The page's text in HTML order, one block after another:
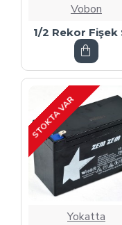
Vobon
1/2 Rekor Fişek
STOKTA VAR
Yokatta